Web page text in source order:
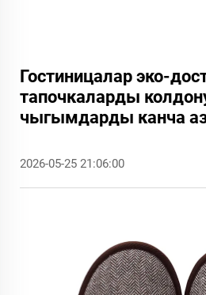
Гостиницалар эко-
тапочкаларды
чыгымдарды канча
2026-05-25 21:06:00